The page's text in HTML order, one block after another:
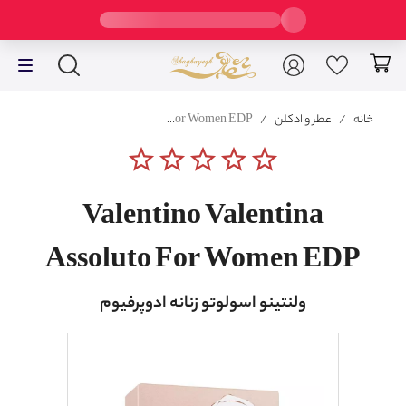
خانه / عطر و ادکلن /
Valentino Valentina Assoluto For Women EDP
star_borderstar_borderstar_borderstar_borderstar_border
Valentino Valentina
Assoluto For Women EDP
ولنتینو اسولوتو زنانه ادوپرفیوم